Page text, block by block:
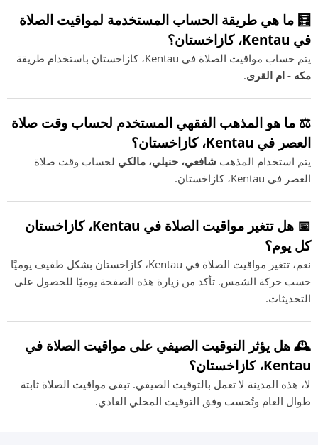
🧮 ما هي طريقة الحساب المستخدمة لمواقيت الصلاة
في Kentau، كازاخستان؟
يتم حساب مواقيت الصلاة في Kentau، كازاخستان باستخدام طريقة
مكه - ام القرى.
⚖️ ما هو المذهب الفقهي المستخدم لحساب وقت صلاة
العصر في Kentau، كازاخستان؟
يتم استخدام المذهب شافعي، حنبلي، مالكي لحساب وقت صلاة
العصر في Kentau، كازاخستان.
📅 هل تتغير مواقيت الصلاة في Kentau، كازاخستان
كل يوم؟
نعم، تتغير مواقيت الصلاة في Kentau، كازاخستان بشكل طفيف يوميًا
حسب حركة الشمس. تأكد من زيارة هذه الصفحة يوميًا للحصول على
التحديثات.
🕰️ هل يؤثر التوقيت الصيفي على مواقيت الصلاة في
Kentau، كازاخستان؟
لا، هذه المدينة لا تعمل بالتوقيت الصيفي. تبقى مواقيت الصلاة ثابتة
طوال العام وتُحسب وفق التوقيت المحلي العادي.